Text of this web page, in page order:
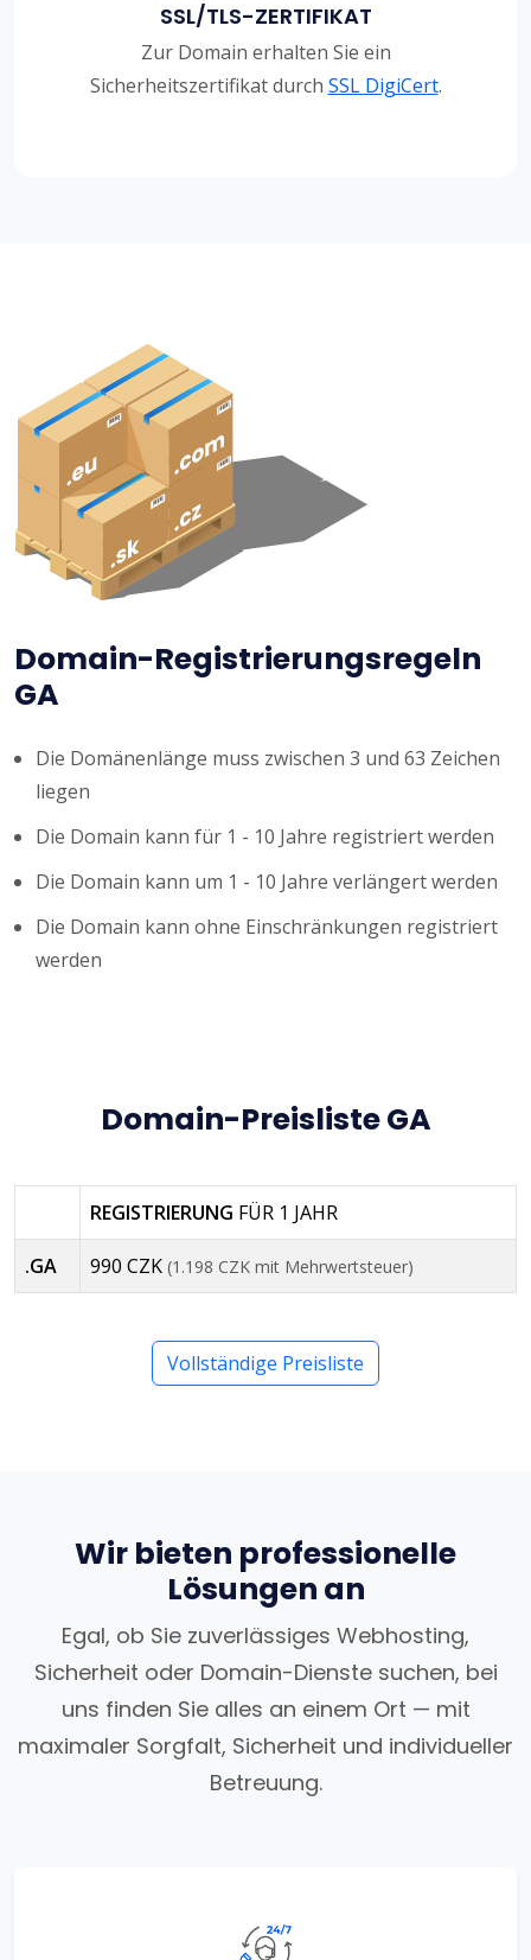
SSL/TLS-ZERTIFIKAT
Zur Domain erhalten Sie ein
Sicherheitszertifikat durch SSL DigiCert.
Domain-Registrierungsregeln
GA
Die Domänenlänge muss zwischen 3 und 63 Zeichen
liegen
Die Domain kann für 1 - 10 Jahre registriert werden
Die Domain kann um 1 - 10 Jahre verlängert werden
Die Domain kann ohne Einschränkungen registriert
werden
Domain-Preisliste GA
REGISTRIERUNG FÜR 1 JAHR
.GA 990 CZK (1.198 CZK mit Mehrwertsteuer)
Vollständige Preisliste
Wir bieten professionelle
Lösungen an
Egal, ob Sie zuverlässiges Webhosting,
Sicherheit oder Domain-Dienste suchen, bei
uns finden Sie alles an einem Ort — mit
maximaler Sorgfalt, Sicherheit und individueller
Betreuung.